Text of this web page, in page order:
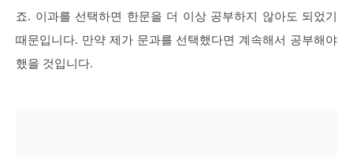
죠. 이과를 선택하면 한문을 더 이상 공부하지 않아도 되었기
때문입니다. 만약 제가 문과를 선택했다면 계속해서 공부해야
했을 것입니다.